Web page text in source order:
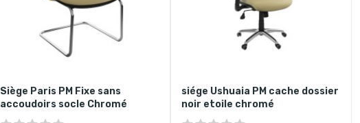
Siège Paris PM Fixe sans
accoudoirs socle Chromé
siége Ushuaia PM cache dossier
noir etoile chromé